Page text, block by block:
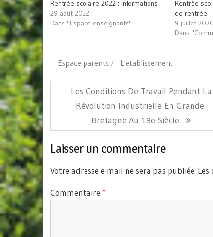
un
une
Rentrée scolaire 2022 : informations
29 août 2022
Dans "Espace enseignants"
Rentrée
de rentrée
9 juillet 2020
Dans
Espace parents L'établissement
Navigation
l’article
Article
Précédent:
Les Conditions De Travail Pendant La
Révolution Industrielle En Grande-
Bretagne Au 19e Siècle.
Laisser un commentaire
Votre adresse e-mail ne sera pas publiée.
Commentaire *